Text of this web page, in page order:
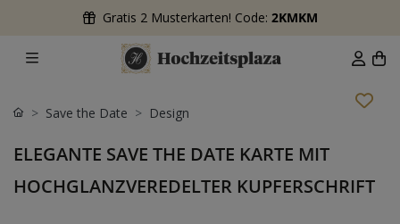
Gratis 2 Musterkarten! Code: 2KMKM
Save the Date Design
ELEGANTE SAVE THE DATE KARTE MIT
HOCHGLANZVEREDELTER KUPFERSCHRIFT